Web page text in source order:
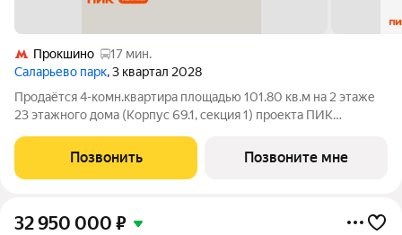
Прокшино
17 мин.
Саларьево парк, 3 квартал 2028
Продаётся 4-комн.квартира площадью 101.80 кв.м на 2 этаже
23 этажного дома (Корпус 69.1, секция 1) проекта ПИК
земли, функциональная планировка, большие окна, с отделкой.
Жилой район «Саларьево
Позвонить Позвоните мне
32 950 000 ₽